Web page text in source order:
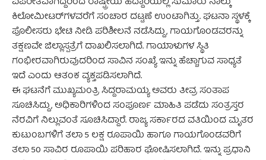
ಕಿಲೋಮೀಟರ್‌ಗಳವರೆಗೆ ಸಂಚಾರ ದಟ್ಟಣೆ ಉಂಟಾಗಿತ್ತು. ಘಟನಾ ಸ್ಥಳಕ್ಕೆ
ಪೊಲೀಸರು ಭೇಟಿ ನೀಡಿ ಪರಿಶೀಲನೆ ನಡೆಸಿದ್ದು, ಗಾಯಗೊಂಡವರನ್ನು
ತಕ್ಷಣವೇ ಜಿಲ್ಲಾಸ್ಪತ್ರೆಗೆ ದಾಖಲಿಸಲಾಗಿದೆ. ಗಾಯಾಳುಗಳ ಸ್ಥಿತಿ
ಗಂಭೀರವಾಗಿರುವುದರಿಂದ ಸಾವಿನ ಸಂಖ್ಯೆ ಇನ್ನು ಹೆಚ್ಚಾಗುವ ಸಾಧ್ಯತೆ
ಇದೆ ಎಂದು ಆತಂಕ ವ್ಯಕ್ತಪಡಿಸಲಾಗಿದೆ.
ಈ ಘಟನೆಗೆ ಮುಖ್ಯಮಂತ್ರಿ ಸಿದ್ದರಾಮಯ್ಯ ಅವರು ತೀವ್ರ ಸಂತಾಪ
ಸೂಚಿಸಿದ್ದು, ಅಧಿಕಾರಿಗಳಿಂದ ಸಂಪೂರ್ಣ ಮಾಹಿತಿ ಪಡೆದು ಸಂತ್ರಸ್ತರ
ನೆರವಿಗೆ ನಿಲ್ಲುವಂತೆ ಸೂಚಿಸಿದ್ದಾರೆ. ರಾಜ್ಯ ಸರ್ಕಾರದ ವತಿಯಿಂದ ಮೃತರ
ಕುಟುಂಬಗಳಿಗೆ ತಲಾ 5 ಲಕ್ಷ ರೂಪಾಯಿ ಹಾಗೂ ಗಾಯಗೊಂಡವರಿಗೆ
ತಲಾ 50 ಸಾವಿರ ರೂಪಾಯಿ ಪರಿಹಾರ ಘೋಷಿಸಲಾಗಿದೆ. ಇನ್ನು ಪ್ರಧಾನಿ